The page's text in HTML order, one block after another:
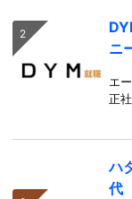
ニ
エ
正
ハ
代